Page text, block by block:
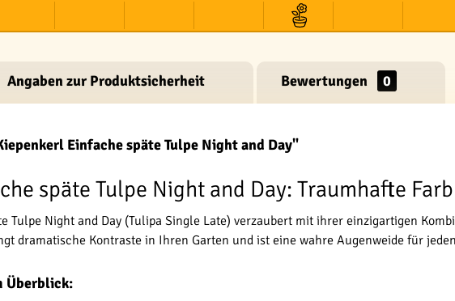
Angaben zur Produktsicherheit Bewertungen 0
Einfache späte Tulpe Night and Day"
späte Tulpe Night and Day: Traumhafte
Tulpe Night and Day (Tulipa Single Late) verzaubert mit ihrer einzigartigen
dramatische Kontraste in Ihren Garten und ist eine wahre Augenweide für
Überblick: